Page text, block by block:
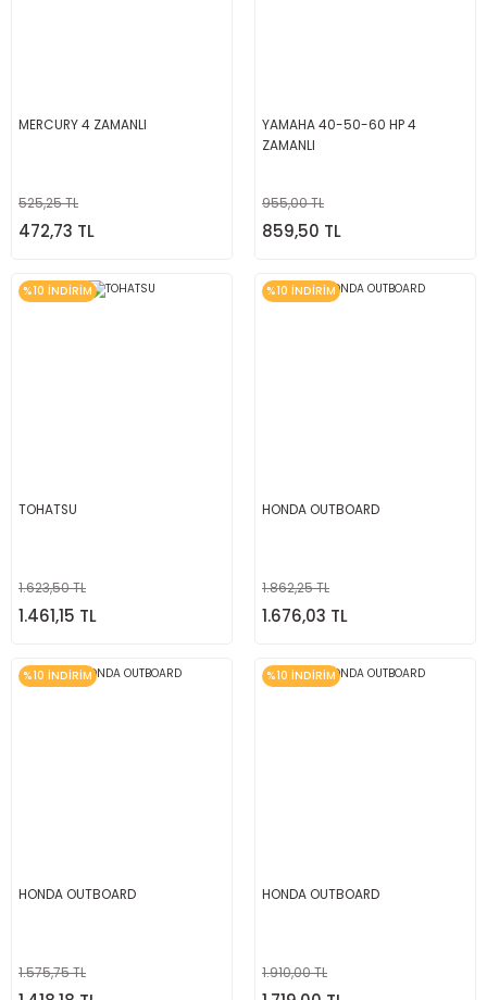
MERCURY 4 ZAMANLI
525,25 TL
472,73 TL
YAMAHA 40-50-60 HP 4
ZAMANLI
955,00 TL
859,50 TL
%10 İNDİRİM
TOHATSU
1.623,50 TL
1.461,15 TL
%10 İNDİRİM
HONDA OUTBOARD
1.862,25 TL
1.676,03 TL
%10 İNDİRİM
HONDA OUTBOARD
1.575,75 TL
%10 İNDİRİM
HONDA OUTBOARD
1.910,00 TL